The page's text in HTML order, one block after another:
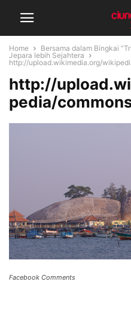
Home
Bersama dalam Bingkai
Jepara lebih Sejahtera
http://upload.wikimedia.org/
http://
pedia/
Facebook Comments